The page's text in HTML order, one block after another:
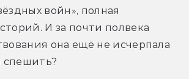
войн», полная
И за почти полвека
она ещё не исчерпала
спешить?